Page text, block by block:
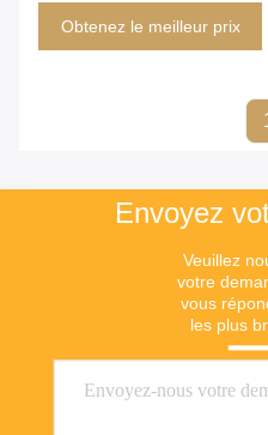
imperméable extérieur de
Digital rf, amplificateur mobile
Obtenez le meilleur prix
Envoyez
Veuillez
votre
vous
les plus